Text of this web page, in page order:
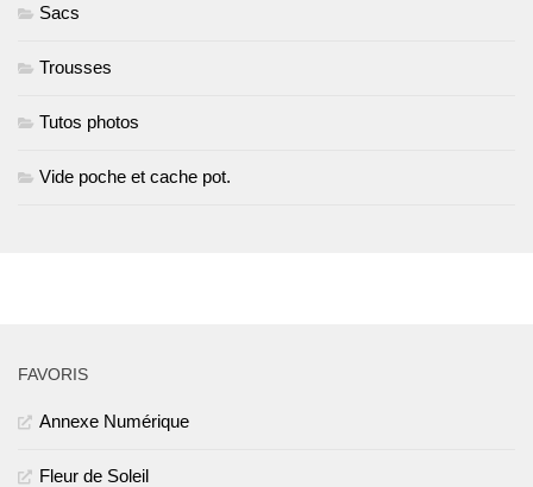
Sacs
Trousses
Tutos photos
Vide poche et cache pot.
FAVORIS
Annexe Numérique
Fleur de Soleil